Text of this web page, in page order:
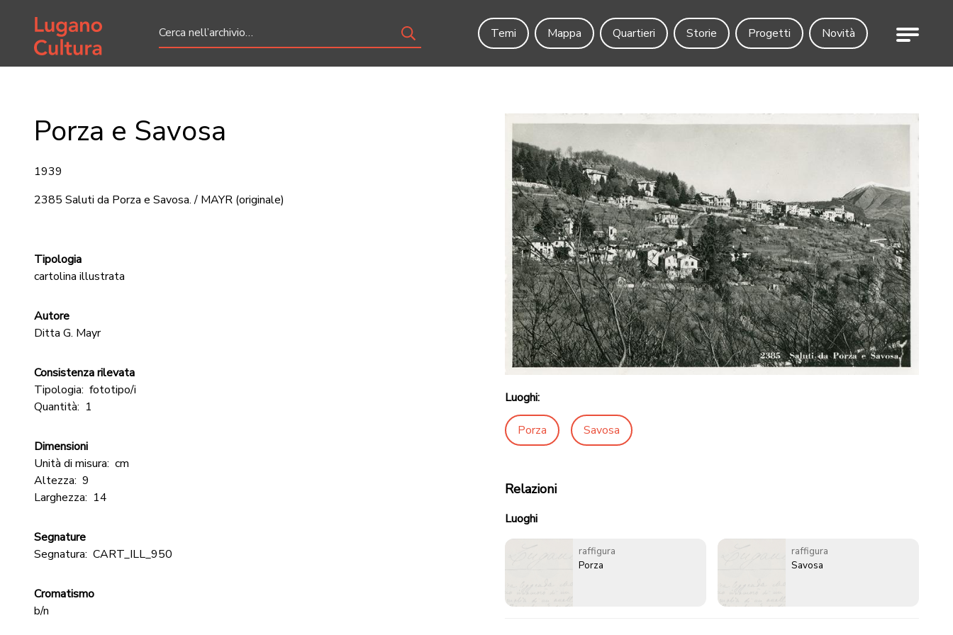
Home page
Temi
Mappa Quartieri Storie Progetti Novità Menu
Porza e Savosa
1939
2385 Saluti da Porza e Savosa. / MAYR (originale)
Tipologia
cartolina illustrata
Autore
Ditta G. Mayr
Consistenza rilevata
Tipologia: fototipo/i
Quantità: 1
Dimensioni
Unità di misura: cm
Altezza: 9
Larghezza: 14
Segnature
Segnatura: CART_ILL_950
Cromatismo
b/n
Luoghi:
Porza Savosa
Relazioni
Luoghi
raffigura
Porza
raffigura
Savosa